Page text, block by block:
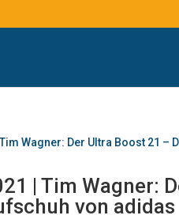
| Tim Wagner:
von adidas